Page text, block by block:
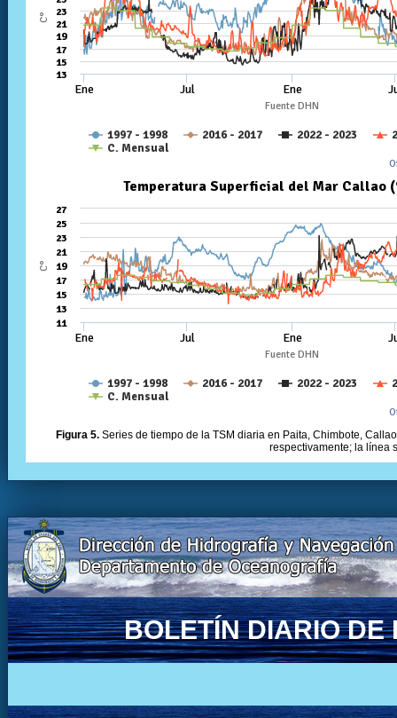
Figura 5. Series de tiempo de la TSM diaria en Paita, Chimbote,
respectivamente; la línea
BOLETÍN DIARIO DE